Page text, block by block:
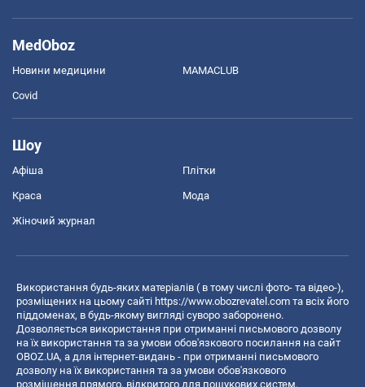
MedOboz
Новини медицини MAMACLUB
Covid
Шоу
Афіша Плітки
Краса Мода
Жіночий журнал
Використання будь-яких матеріалів ( в тому числі фото- та відео-),
розміщених на цьому сайті https://www.obozrevatel.com та всіх його
піддоменах, в будь-якому вигляді суворо заборонено.
Дозволяється використання при отриманні письмового дозволу
на їх використання та за умови обов'язкового посилання на сайт
OBOZ.UA, а для інтернет-видань - при отриманні письмового
дозволу на їх використання та за умови обов'язкового
розміщення прямого, відкритого для пошукових систем,